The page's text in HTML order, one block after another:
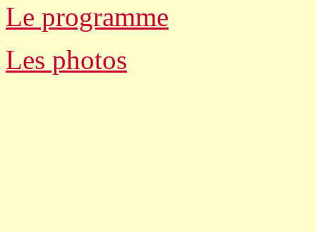
Le programme
Les photos